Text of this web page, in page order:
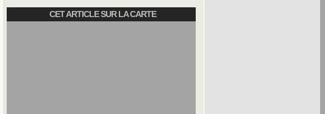
CET ARTICLE SUR LA CARTE